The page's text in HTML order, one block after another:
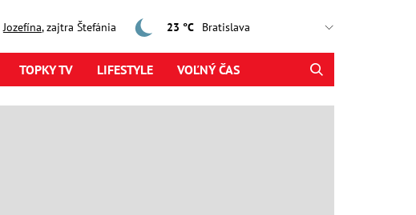
Jozefína, zajtra Štefánia 23 °C
TOPKY TV LIFESTYLE VOĽNÝ ČAS